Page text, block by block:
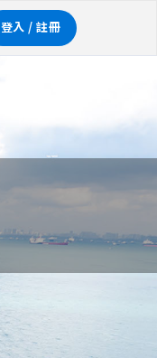
登入 / 註冊